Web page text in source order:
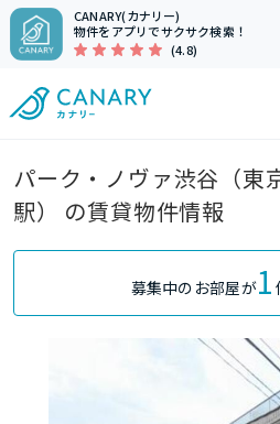
CANARY(カナリー)
物件をアプリでサクサク検索！
(4.8)
パーク・ノヴァ渋谷（東
駅） の賃貸物件情報
募集中のお部屋が1